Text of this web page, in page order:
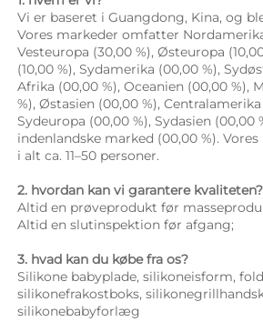
Vi er baseret i Guangdong, Kina, og
Vores markeder omfatter
Vesteuropa (30,00 %), Østeuropa
(10,00 %), Sydamerika (00,00 %),
Afrika (00,00 %), Oceanien (00,00 %),
%), Østasien (00,00 %),
Sydeuropa (00,00 %), Sydasien (00,00
indenlandske marked (00,00 %).
i alt ca. 11–50 personer.
2. hvordan kan vi garantere kvaliteten?
Altid en prøveprodukt før
Altid en slutinspektion før afgang;
3. hvad kan du købe fra os?
Silikone babyplade, silikoneisform,
silikonefrakostboks,
silikonebabyforlæg